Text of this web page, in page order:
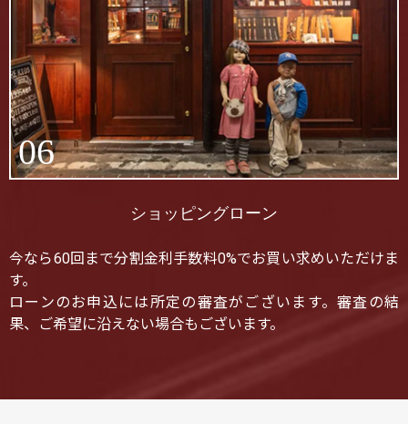
06
ショッピングローン
今なら60回まで分割金利手数料0%でお買い求めいただけま
す。
ローンのお申込には所定の審査がございます。審査の結
果、ご希望に沿えない場合もございます。